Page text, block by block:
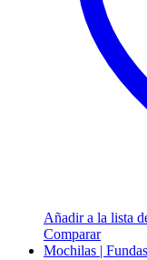
Añadir a la lista
Comparar
Mochilas |